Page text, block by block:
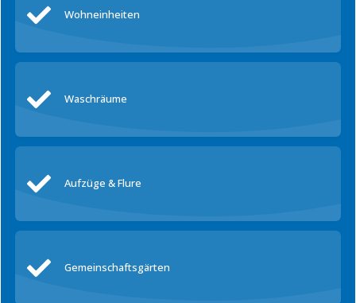
Wohneinheiten
Waschräume
Aufzüge & Flure
Gemeinschaftsgärten